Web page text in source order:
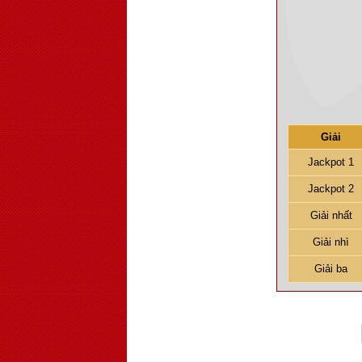
Giải
Jackpot 1
Jackpot 2
Giải nhất
Giải nhì
Giải ba